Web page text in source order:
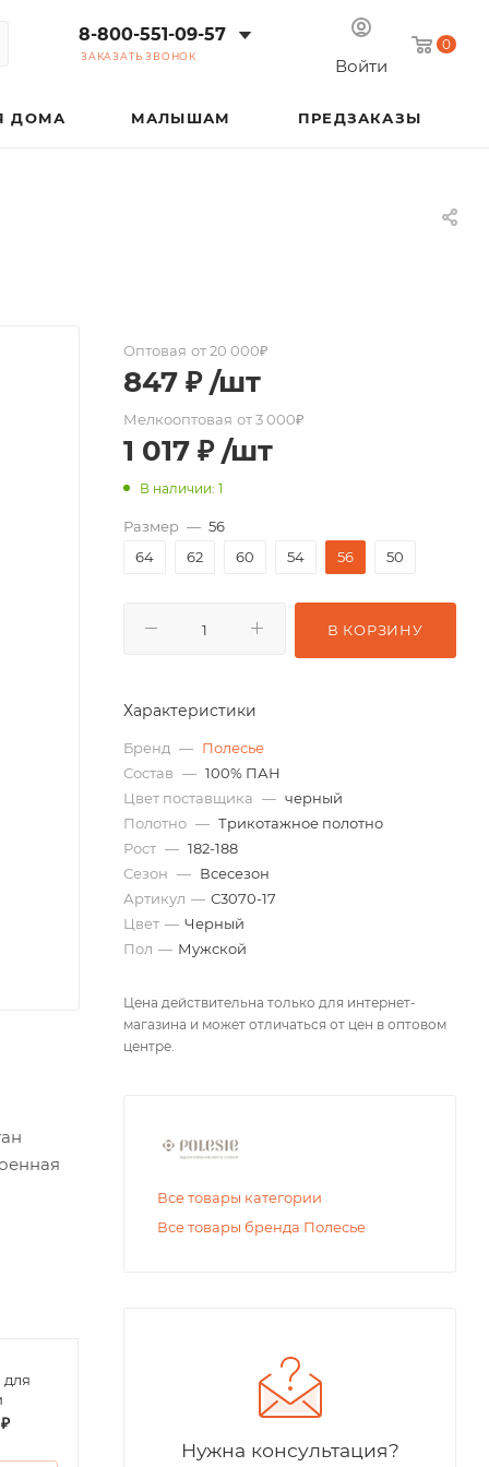
0
Войти
8-800-551-09-57
ЗАКАЗАТЬ ЗВОНОК
ДОМА МАЛЫШАМ ПРЕДЗАКАЗЫ
Футболка поло
200 ₽
Оптовая от 20 000₽
847 ₽ /шт
Мелкооптовая от 3 000₽
1 017 ₽ /шт
В наличии: 1
Размер — 56
64
62 60 54 56 50
В КОРЗИНУ
Характеристики
Бренд — Полесье
Состав — 100% ПАН
Цвет поставщика — черный
Полотно — Трикотажное полотно
Рост — 182-188
Сезон — Всесезон
Артикул — С3070-17
Цвет — Черный
Пол — Мужской
Цена действительна только для интернет-
магазина и может отличаться от цен в оптовом
центре.
Все товары категории
Все товары бренда Полесье
Нужна консультация?